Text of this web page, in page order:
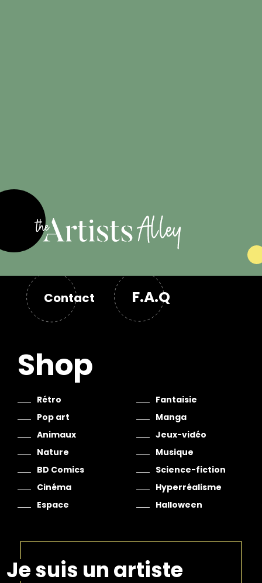
Contact F.A.Q
Shop
Rétro
Pop art
Animaux
Nature
BD Comics
Cinéma
Espace
Fantaisie
Manga
Jeux-vidéo
Musique
Science-fiction
Hyperréalisme
Halloween
Je suis un artiste